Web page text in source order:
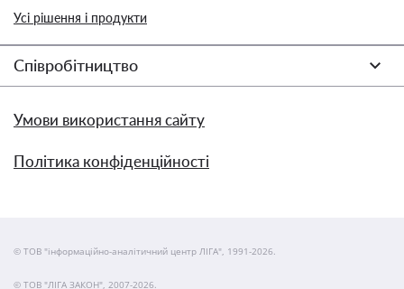
Усі рішення і продукти
Співробітництво
Умови використання сайту
Політика конфіденційності
© ТОВ "інформаційно-аналітичний центр ЛІГА", 1991-2026.
© ТОВ "ЛІГА ЗАКОН", 2007-2026.